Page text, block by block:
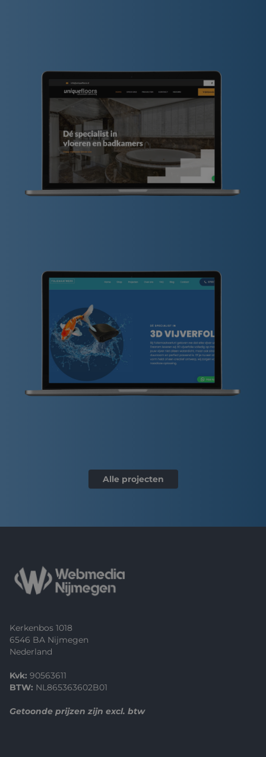
Alle projecten
Kerkenbos 1018
6546 BA Nijmegen
Nederland
Kvk: 90563611
BTW: NL865363602B01
Getoonde prijzen zijn excl. btw